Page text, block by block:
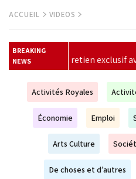
ACCUEIL VIDEOS
BREAKING
NEWS
le boxeur marocain Bilel
Activités Royales
Économie Emploi
Arts Culture
De choses et d’autres